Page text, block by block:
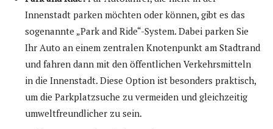
Innenstadt parken möchten oder können, gibt es das
sogenannte „Park and Ride“-System. Dabei parken Sie
Ihr Auto an einem zentralen Knotenpunkt am Stadtrand
und fahren dann mit den öffentlichen Verkehrsmitteln
in die Innenstadt. Diese Option ist besonders praktisch,
um die Parkplatzsuche zu vermeiden und gleichzeitig
umweltfreundlicher zu sein.